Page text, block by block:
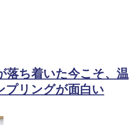
落ち着いた今こそ、温
プリングが面白い